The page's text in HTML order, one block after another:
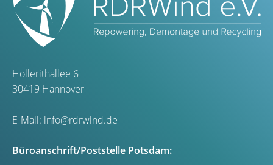
Hollerithallee 6
30419 Hannover
E-Mail: info@rdrwind.de
Büroanschrift/Poststelle Potsdam: